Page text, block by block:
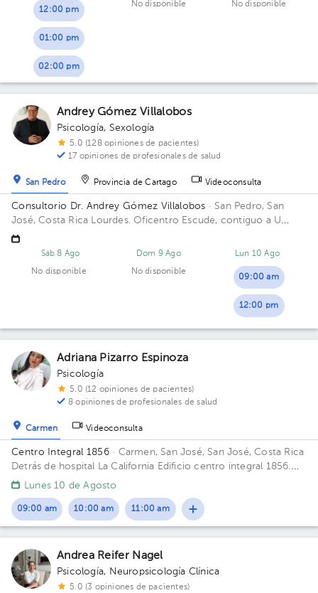
12:00 pm
01:00 pm
02:00 pm
No disponible No disponible
Andrey Gómez Villalobos
Psicología, Sexología
5.0 (128 opiniones de pacientes)
17 opiniones de profesionales de salud
San Pedro Provincia de Cartago Videoconsulta
Consultorio Dr. Andrey Gómez Villalobos · San Pedro, San
José, Costa Rica Lourdes. Oficentro Escude, contiguo a U
Gym.
Sáb 8 Ago
No disponible
Dom 9 Ago
No disponible
Lun 10 Ago
09:00 am
12:00 pm
Adriana Pizarro Espinoza
Psicología
5.0 (12 opiniones de pacientes)
8 opiniones de profesionales de salud
Carmen Videoconsulta
Centro Integral 1856 · Carmen, San José, San José, Costa Rica
Detrás de hospital La California Edificio centro integral 1856.
Piso 2. Consultorio 3.
Lunes 10 de Agosto
09:00 am 10:00 am 11:00 am
Andrea Reifer Nagel
Psicología, Neuropsicología Clínica
5.0 (3 opiniones de pacientes)